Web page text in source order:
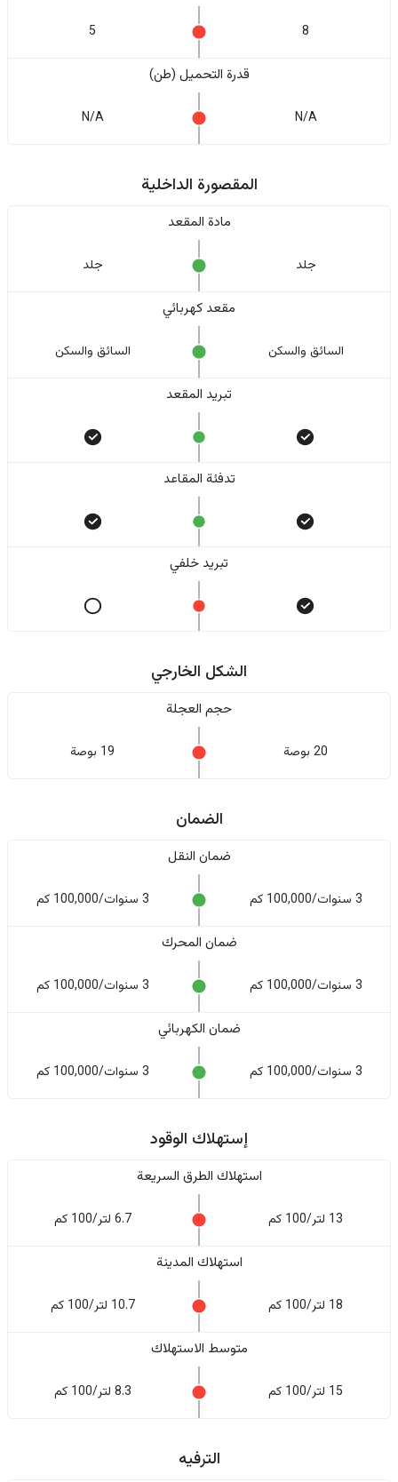
8
5
قدرة التحميل (طن)
N/A
N/A
المقصورة الداخلية
مادة المقعد
جلد جلد
مقعد كهربائي
السائق والسکن السائق والسکن
تبريد المقعد
تدفئة المقاعد
تبريد خلفي
الشكل الخارجي
حجم العجلة
20 بوصة 19 بوصة
الضمان
ضمان النقل
3 سنوات/100,000 كم 3 سنوات/100,000 كم
ضمان المحرك
3 سنوات/100,000 كم 3 سنوات/100,000 كم
ضمان الكهربائي
3 سنوات/100,000 كم 3 سنوات/100,000 كم
إستهلاك الوقود
استهلاك الطرق السريعة
13 لتر/100 كم 6.7 لتر/100 كم
استهلاك المدينة
18 لتر/100 كم 10.7 لتر/100 كم
متوسط الاستهلاك
15 لتر/100 كم 8.3 لتر/100 كم
الترفيه